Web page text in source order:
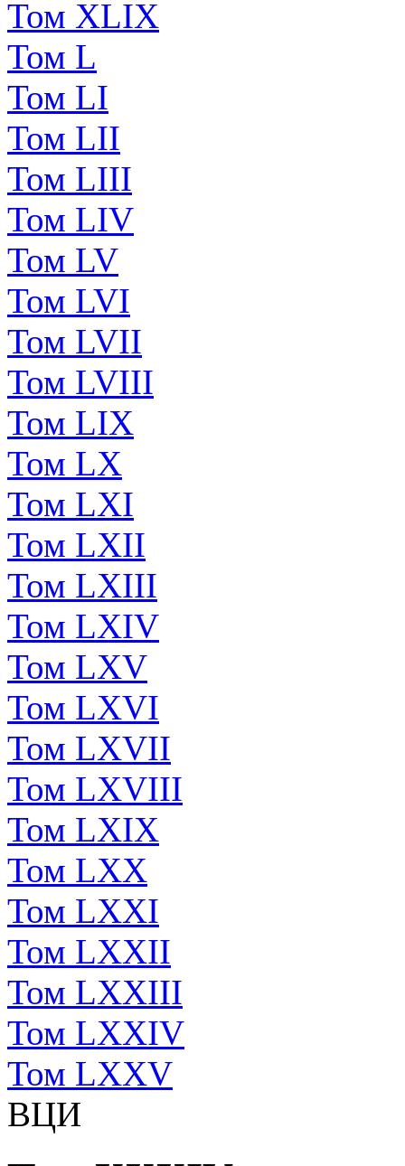
Том XLIX
Том L
Том LI
Том LII
Том LIII
Том LIV
Том LV
Том LVI
Том LVII
Том LVIII
Том LIX
Том LX
Том LXI
Том LXII
Том LXIII
Том LXIV
Том LXV
Том LXVI
Том LXVII
Том LXVIII
Том LXIX
Том LXX
Том LXXI
Том LXXII
Том LXXIII
Том LXXIV
Том LXXV
ВЦИ